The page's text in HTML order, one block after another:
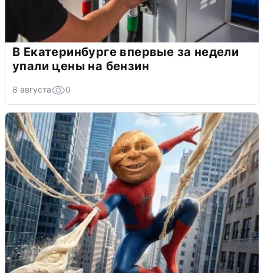
В Екатеринбурге впервые за недели
упали цены на бензин
8 августа 0